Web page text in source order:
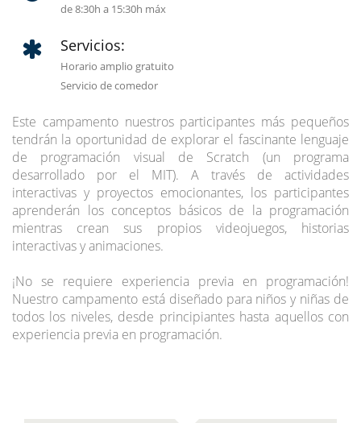
de 8:30h a 15:30h máx
Servicios:
Horario amplio gratuito
Servicio de comedor
Este campamento nuestros participantes más pequeños
tendrán la oportunidad de explorar el fascinante lenguaje
de programación visual de Scratch (un programa
desarrollado por el MIT). A través de actividades
interactivas y proyectos emocionantes, los participantes
aprenderán los conceptos básicos de la programación
mientras crean sus propios videojuegos, historias
interactivas y animaciones.
¡No se requiere experiencia previa en programación!
Nuestro campamento está diseñado para niños y niñas de
todos los niveles, desde principiantes hasta aquellos con
experiencia previa en programación.